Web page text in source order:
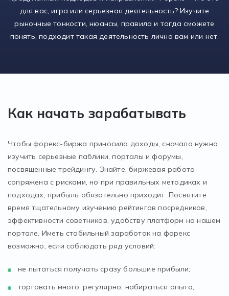
для вас, игра или серьезная деятельность? Изучите
рыночные тонкости, нюансы, правила и тогда сможете
понять, подходит такая деятельность лично вам или нет.
Как начать зарабатывать
Чтобы форекс-биржа приносила доходы, сначала нужно
изучить серьезные паблики, порталы и форумы,
посвященные трейдингу. Знайте, биржевая работа
сопряжена с рисками, но при правильных методиках и
подходах, прибыль обязательно приходит. Посвятите
время тщательному изучению рейтингов посредников,
эффективности советников, удобству платформ на нашем
портале. Иметь стабильный заработок на форекс
возможно, если соблюдать ряд условий:
не пытаться получать сразу большие прибыли;
торговать много, регулярно, набираться опыта;